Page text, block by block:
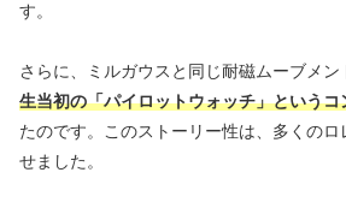
す。
さらに、ミルガウスと同じ耐磁ムーブメン
生当初の「パイロットウォッチ」という
たのです。このストーリー性は、多くのロ
せました。